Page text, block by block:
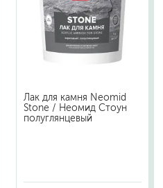
Лак для камня Neomid
Stone / Неомид Стоун
полуглянцевый